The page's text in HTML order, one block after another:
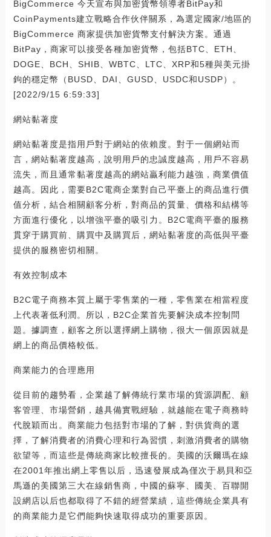
BigCommerce 今天宣布與加密貨幣領導者BitPay和
CoinPayments建立戰略合作伙伴關系，為選定國家/地區的
BigCommerce 商家提供加密貨幣支付解決方案。通過
BitPay，商家可以接受各種加密貨幣，包括BTC、ETH、
DOGE、BCH、SHIB、WBTC、LTC、XRP和5種與美元掛
鉤的穩定幣（BUSD、DAI、GUSD、USDC和USDP）。
[2022/9/15 6:59:33]
網站黏著度
網站黏著度是指用戶對于網站的依賴度。對于一個網站而
言，網站黏著度越高，說明用戶的忠誠度越高，用戶不容易
流失，而且通常黏著度越高的網站贏利能力越強，商業價值
越高。因此，需要B2C電商企業對自己平臺上的商品進行價
值分析，結合相關顧客分析，對商品的質量、價格和結構等
方面進行優化，以增強平臺的吸引力。B2C電商平臺的服務
貫穿于購買前、購買中及購買后，網站黏著度的高低與平臺
提供的服務密切相關。
有效控制成本
B2C電子商務本質上屬于零售業的一種，零售業在相當程度
上代表著低利潤。所以，B2C企業首先要解決成本控制問
題。據調查，顧客之所以選擇網上購物，很大一個原因就是
網上的商品價格較低。
商業能力的合理應用
從目前的趨勢看，企業越了解傳統行業市場的貨源調配、顧
客管理、市場營銷，越具備實戰經驗，就越能在電子商務時
代脫穎而出。商業能力包括對市場的了解，對供貨商的選
擇，了解消費者的消費心理和行為習慣，刺激消費者的購物
欲望等，而這些是傳統商家比較擅長的。美國的沃爾瑪在線
在2001年推出網上零售以后，迅速發展成為僅次于易貝和亞
馬遜的美國第三大在線銷售商，中國的蘇寧、國美、百聯開
設網店以后也都取得了不錯的經營業績，這些傳統企業具有
的商業能力是它們能夠快速取得成功的重要原因。